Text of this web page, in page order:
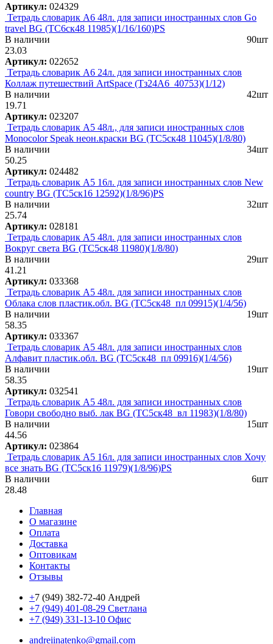
Артикул: 024329
Тетрадь словарик А6 48л. для записи иностранных слов Go
travel BG (ТС6ск48 11985)(1/16/160)PS
В наличии
90шт
23.03
Артикул: 022652
Тетрадь словарик А6 24л. для записи иностранных слов
Коллаж путешествий ArtSpace (Тз24A6_40753)(1/12)
В наличии
42шт
19.71
Артикул: 023207
Тетрадь словарик А5 48л., для записи иностранных слов
Monocolor Speak неон.краски BG (ТС5ск48 11045)(1/8/80)
В наличии
34шт
50.25
Артикул: 024482
Тетрадь словарик А5 16л. для записи иностранных слов New
country BG (ТС5ск16 12592)(1/8/96)PS
В наличии
32шт
25.74
Артикул: 028181
Тетрадь словарик А5 48л. для записи иностранных слов
Вокруг света BG (ТС5ск48 11980)(1/8/80)
В наличии
29шт
41.21
Артикул: 033368
Тетрадь словарик А5 48л. для записи иностранных слов
Облака слов пластик.обл. BG (ТС5ск48_пл 09915)(1/4/56)
В наличии
19шт
58.35
Артикул: 033367
Тетрадь словарик А5 48л. для записи иностранных слов
Алфавит пластик.обл. BG (ТС5ск48_пл 09916)(1/4/56)
В наличии
19шт
58.35
Артикул: 032541
Тетрадь словарик А5 48л. для записи иностранных слов
Говори свободно выб. лак BG (ТС5ск48_вл 11983)(1/8/80)
В наличии
15шт
44.56
Артикул: 023864
Тетрадь словарик А5 16л. для записи иностранных слов Хочу
все знать BG (ТС5ск16 11979)(1/8/96)PS
В наличии
6шт
28.48
Главная
О магазине
Оплата
Доставка
Оптовикам
Контакты
Отзывы
+7 (949) 382-72-40 Андрей
+7 (949) 401-08-29 Светлана
+7 (949) 331-13-10 Офис
andreiinatenko@gmail.com